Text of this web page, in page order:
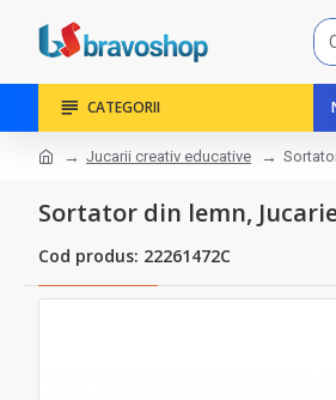
CATEGORII
Jucarii creativ educative
Sortator din lemn,
Cod produs: 22261472C